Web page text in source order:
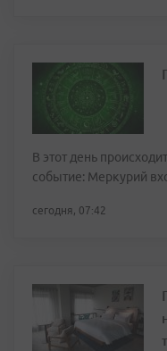
В этот день
событие: Меркурий
сегодня, 07:42